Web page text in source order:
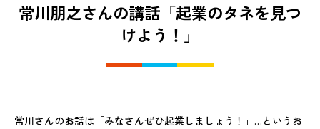
常川朋之さんの講話「起業のタネを見つ
けよう！」
常川さんのお話は「みなさんぜひ起業しましょう！」…というお